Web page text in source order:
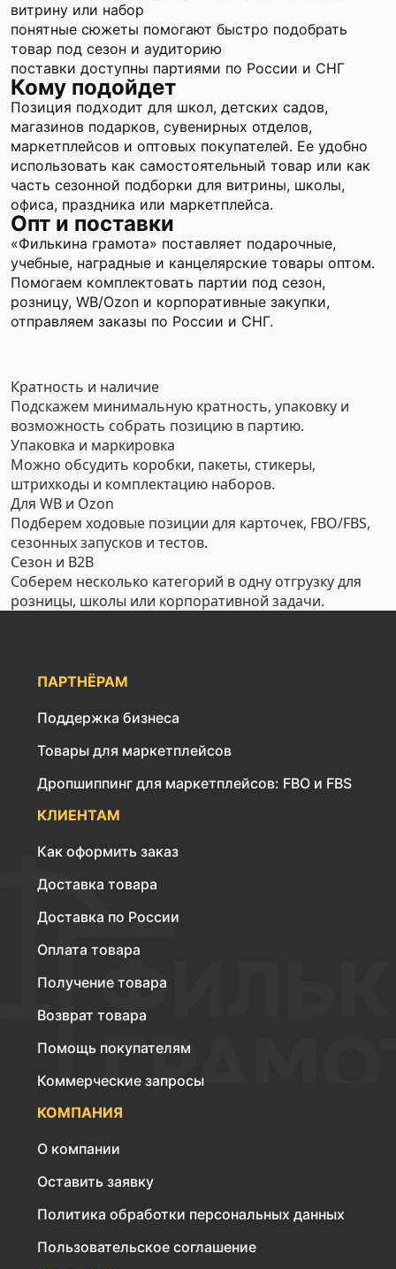
витрину или набор
понятные сюжеты помогают быстро подобрать
товар под сезон и аудиторию
поставки доступны партиями по России и СНГ
Кому подойдет
Позиция подходит для школ, детских садов,
магазинов подарков, сувенирных отделов,
маркетплейсов и оптовых покупателей. Ее удобно
использовать как самостоятельный товар или как
часть сезонной подборки для витрины, школы,
офиса, праздника или маркетплейса.
Опт и поставки
«Филькина грамота» поставляет подарочные,
учебные, наградные и канцелярские товары оптом.
Помогаем комплектовать партии под сезон,
розницу, WB/Ozon и корпоративные закупки,
отправляем заказы по России и СНГ.
Кратность и наличие
Подскажем минимальную кратность, упаковку и
возможность собрать позицию в партию.
Упаковка и маркировка
Можно обсудить коробки, пакеты, стикеры,
штрихкоды и комплектацию наборов.
Для WB и Ozon
Подберем ходовые позиции для карточек, FBO/FBS,
сезонных запусков и тестов.
Сезон и B2B
Соберем несколько категорий в одну отгрузку для
розницы, школы или корпоративной задачи.
ПАРТНЁРАМ
Поддержка бизнеса
Товары для маркетплейсов
Дропшиппинг для маркетплейсов: FBO и FBS
КЛИЕНТАМ
Как оформить заказ
Доставка товара
Доставка по России
Оплата товара
Получение товара
Возврат товара
Помощь покупателям
Коммерческие запросы
КОМПАНИЯ
О компании
Оставить заявку
Политика обработки персональных данных
Пользовательское соглашение